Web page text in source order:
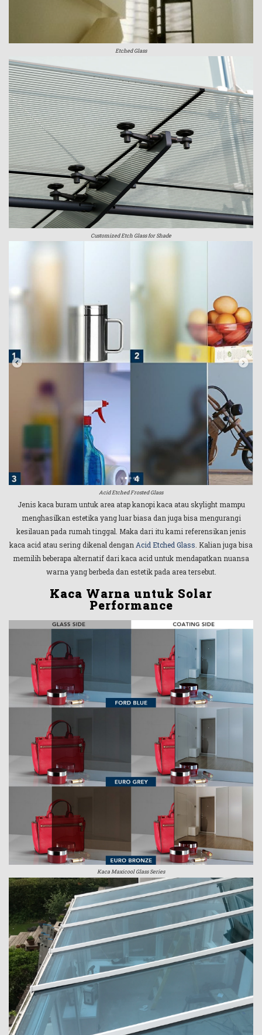
Etched Glass
Customized Etch Glass for Shade
Acid Etched Frosted Glass
Jenis kaca buram untuk area atap kanopi kaca atau skylight mampu
menghasilkan estetika yang luar biasa dan juga bisa mengurangi
kesilauan pada rumah tinggal. Maka dari itu kami referensikan jenis
kaca acid atau sering dikenal dengan Acid Etched Glass . Kalian juga bisa
memilih beberapa alternatif dari kaca acid untuk mendapatkan nuansa
warna yang berbeda dan estetik pada area tersebut.
Kaca Warna untuk Solar
Performance
Kaca Maxicool Glass Series